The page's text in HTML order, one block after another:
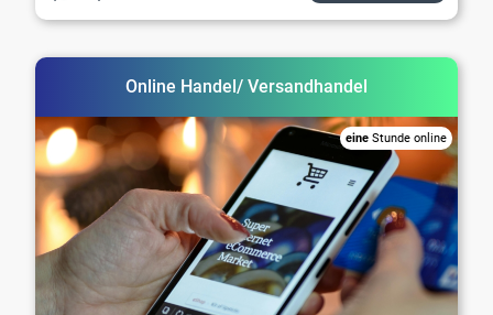
Online Handel/ Versandhandel
eine Stunde online